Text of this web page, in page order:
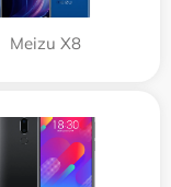
Meizu X8